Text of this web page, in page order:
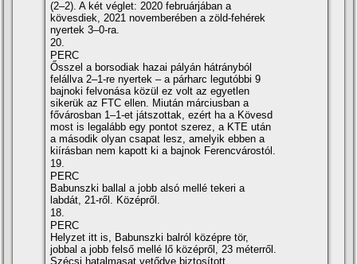
(2–2). A két véglet: 2020 februárjában a
kövesdiek, 2021 novemberében a zöld-fehérek
nyertek 3–0-ra.
20.
PERC
Ősszel a borsodiak hazai pályán hátrányból
felállva 2–1-re nyertek – a párharc legutóbbi 9
bajnoki felvonása közül ez volt az egyetlen
sikerük az FTC ellen. Miután márciusban a
fővárosban 1–1-et játszottak, ezért ha a Kövesd
most is legalább egy pontot szerez, a KTE után
a második olyan csapat lesz, amelyik ebben a
kiírásban nem kapott ki a bajnok Ferencvárostól.
19.
PERC
Babunszki ballal a jobb alsó mellé tekeri a
labdát, 21-ről. Középről.
18.
PERC
Helyzet itt is, Babunszki balról középre tör,
jobbal a jobb felső mellé lő középről, 23 méterről.
Szécsi hatalmasat vetődve biztosított.